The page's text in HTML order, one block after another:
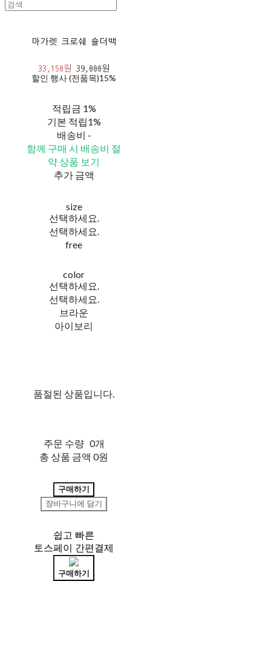
마가렛 크로쉐 숄더백
33,150원 39,000원
할인 행사 (전품목)15%
적립금 1%
기본 적립1%
배송비 -
함께 구매 시 배송비 절
약 상품 보기
추가 금액
size
선택하세요.
선택하세요.
free
color
선택하세요.
선택하세요.
브라운
아이보리
품절된 상품입니다.
주문 수량 0개
총 상품 금액 0원
구매하기
장바구니에 담기
쉽고 빠른
토스페이 간편결제
구매하기